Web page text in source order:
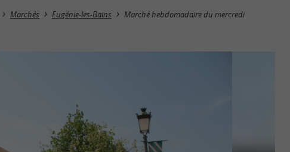
Marchés Eugénie-les-Bains Marché hebdomadaire du mercredi